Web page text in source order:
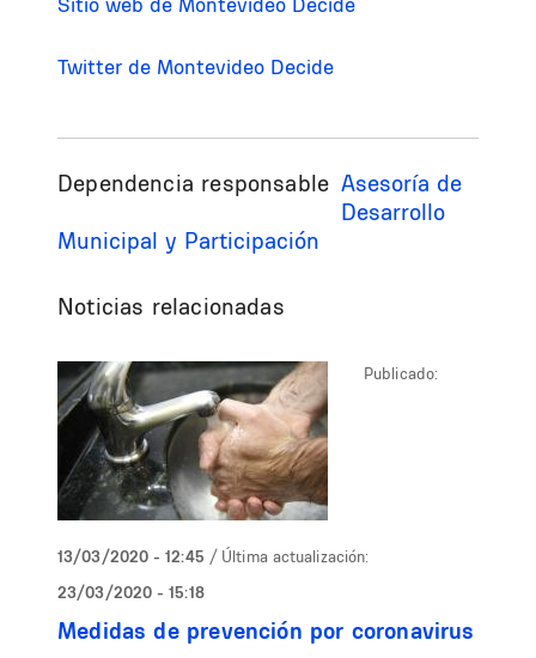
Twitter de Montevideo Decide
Dependencia responsable Asesoría de
Desarrollo
Municipal y Participación
Noticias relacionadas
Publicado:
13/03/2020 - 12:45 / Última actualización:
23/03/2020 - 15:18
Medidas de prevención por coronavirus